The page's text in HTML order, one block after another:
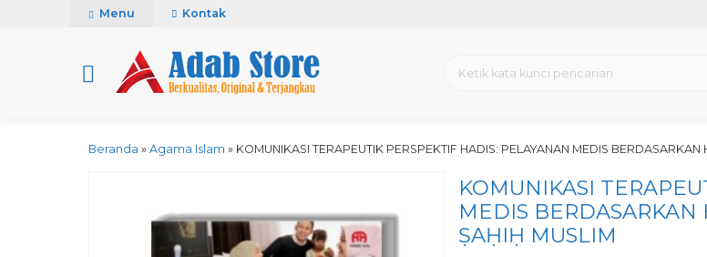
Menu Kontak
Beranda » Agama Islam » KOMUNIKASI TERAPEUTIK PERSPEKTIF HADIS: PELAYANAN MEDIS
KOMUNIKASI
MEDIS
ṢAḤIḤ MUSLIM